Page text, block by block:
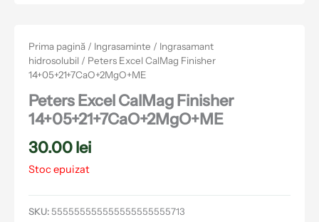
Prima pagină / Ingrasaminte / Ingrasamant
hidrosolubil / Peters Excel CalMag Finisher
14+05+21+7CaO+2MgO+ME
Peters Excel CalMag Finisher
14+05+21+7CaO+2MgO+ME
30.00lei
Stoc epuizat
SKU:555555555555555555555713